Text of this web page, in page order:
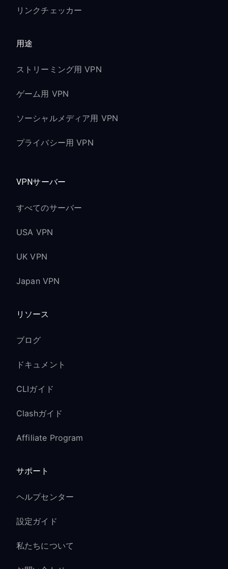
リンクチェッカー
用途
ストリーミング用 VPN
ゲーム用 VPN
ソーシャルメディア用 VPN
プライバシー用 VPN
VPNサーバー
すべてのサーバー
USA VPN
UK VPN
Japan VPN
リソース
ブログ
ドキュメント
CLIガイド
Clashガイド
Affiliate Program
サポート
ヘルプセンター
設定ガイド
私たちについて